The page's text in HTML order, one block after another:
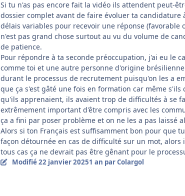
Si tu n'as pas encore fait la vidéo ils attendent peut-
dossier complet avant de faire évoluer ta candidature
délais variables pour recevoir une réponse (favorable
n'est pas grand chose surtout au vu du volume de
de patience.
Pour répondre à ta seconde préoccupation, j'ai eu le
comme toi et une autre personne d'origine
durant le processus de recrutement puisqu'on les a
que ça s'est gâté une fois en formation car même
qu'ils apprenaient, ils avaient trop de difficultés à se
extrêmement important d'être compris avec les
ça a fini par poser problème et on ne les a pas laissé
Alors si ton Français est suffisamment bon pour que
façon détournée en cas de difficulté sur un mot, alors
tous cas ça ne devrait pas être gênant pour le
Modifié22 janvier 20251 an par Colargol